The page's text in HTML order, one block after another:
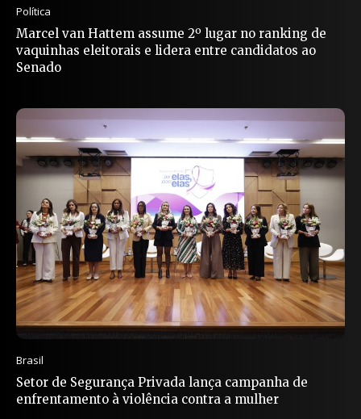
Política
Marcel van Hattem assume 2º lugar no ranking de
vaquinhas eleitorais e lidera entre candidatos ao
Senado
Brasil
Setor de Segurança Privada lança campanha de
enfrentamento à violência contra a mulher